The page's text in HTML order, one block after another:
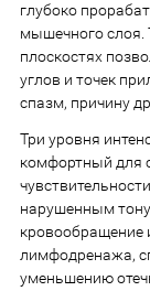
глубоко
мышечного слоя.
плоскостях
углов и точек
спазм, причину
Три уровня
комфортный для
нарушенным
кровообращение
лимфодренажа,
уменьшению